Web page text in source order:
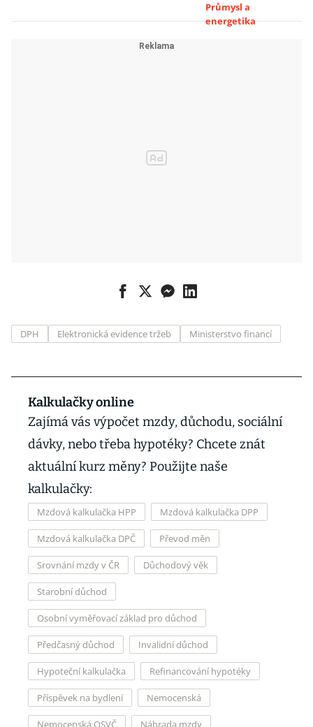
Saúdské
Arábii o
Průmysl a
energetika
DPH Elektronická evidence tržeb Ministerstvo financí
Kalkulačky online
Zajímá vás výpočet mzdy, důchodu, sociální
dávky, nebo třeba hypotéky? Chcete znát
aktuální kurz měny? Použijte naše
kalkulačky:
Mzdová kalkulačka HPP Mzdová kalkulačka DPP
Mzdová kalkulačka DPČ Převod měn
Srovnání mzdy v ČR Důchodový věk
Starobní důchod
Osobní vyměřovací základ pro důchod
Předčasný důchod Invalidní důchod
Hypoteční kalkulačka Refinancování hypotéky
Příspěvek na bydlení Nemocenská
Nemocenská OSVČ Náhrada mzdy